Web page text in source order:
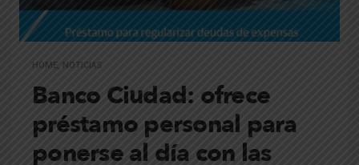
HOME, NOTICIAS
Banco Ciudad: ofrece
préstamo personal para
ponerse al día con las